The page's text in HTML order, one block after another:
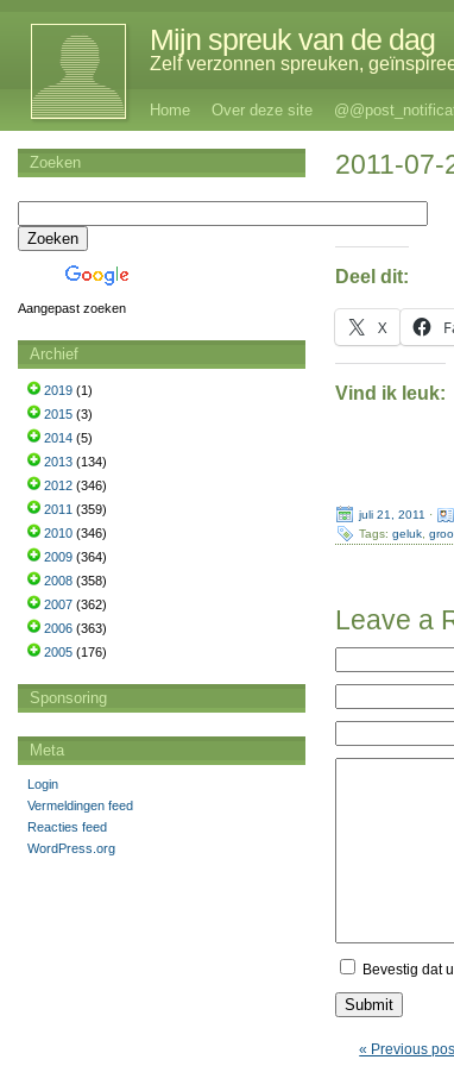
Mijn spreuk van de dag
Zelf verzonnen spreuken,
Home Over deze site
2011-07-
Deel dit:
X
Vind ik leuk:
juli 21, 2011 ·
Tags:geluk ,
Leave a
Bevestig dat
« Previous
Zoeken
Aangepast zoeken
Archief
2019 (1)
2015 (3)
2014 (5)
2013 (134)
2012 (346)
2011 (359)
2010 (346)
2009 (364)
2008 (358)
2007 (362)
2006 (363)
2005 (176)
Sponsoring
Meta
Login
Vermeldingen feed
Reacties feed
WordPress.org